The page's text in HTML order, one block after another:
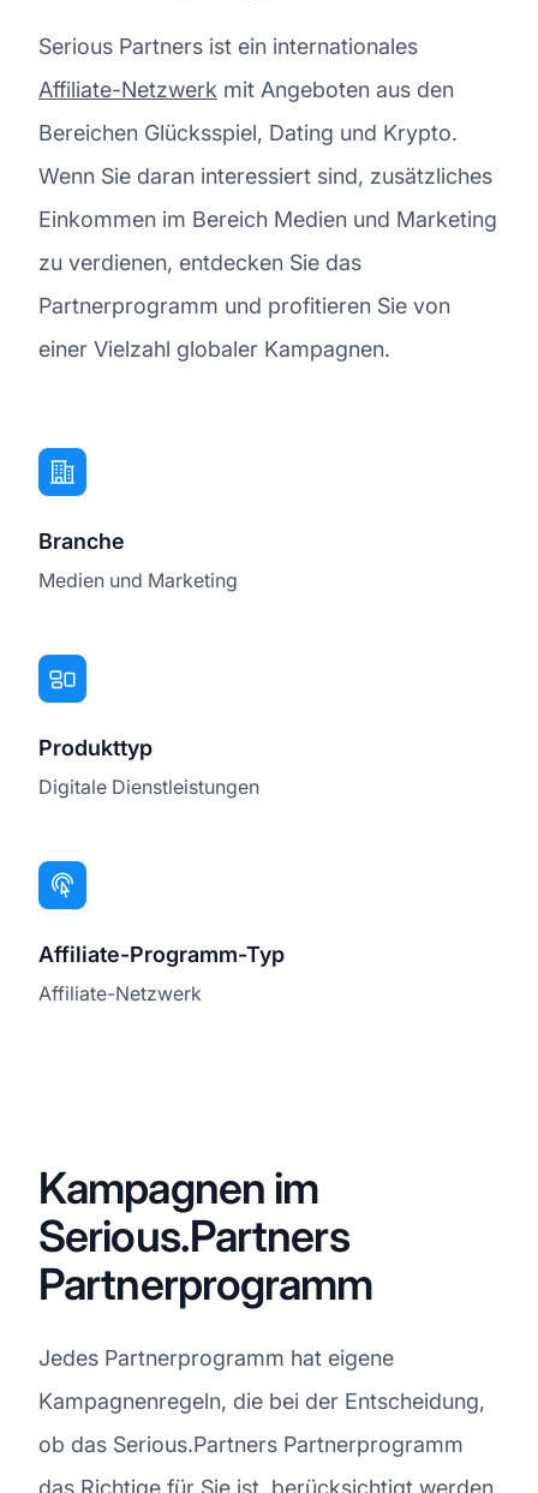
Serious Partners ist ein internationales
Affiliate-Netzwerk mit Angeboten aus den
Bereichen Glücksspiel, Dating und Krypto.
Wenn Sie daran interessiert sind, zusätzliches
Einkommen im Bereich Medien und Marketing
zu verdienen, entdecken Sie das
Partnerprogramm und profitieren Sie von
einer Vielzahl globaler Kampagnen.
Branche
Medien und Marketing
Produkttyp
Digitale Dienstleistungen
Affiliate-Programm-Typ
Affiliate-Netzwerk
Kampagnen im
Serious.Partners
Partnerprogramm
Jedes Partnerprogramm hat eigene
Kampagnenregeln, die bei der Entscheidung,
ob das Serious.Partners Partnerprogramm
das Richtige für Sie ist, berücksichtigt werden